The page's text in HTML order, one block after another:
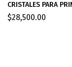
CRISTALES PARA
$28,500.00